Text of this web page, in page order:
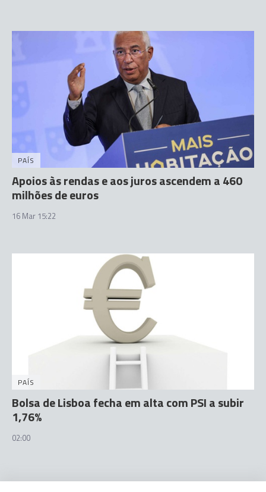
PAÍS
Apoios às rendas e aos juros ascendem a 460
milhões de euros
16 Mar 15:22
PAÍS
Bolsa de Lisboa fecha em alta com PSI a subir
1,76%
02:00